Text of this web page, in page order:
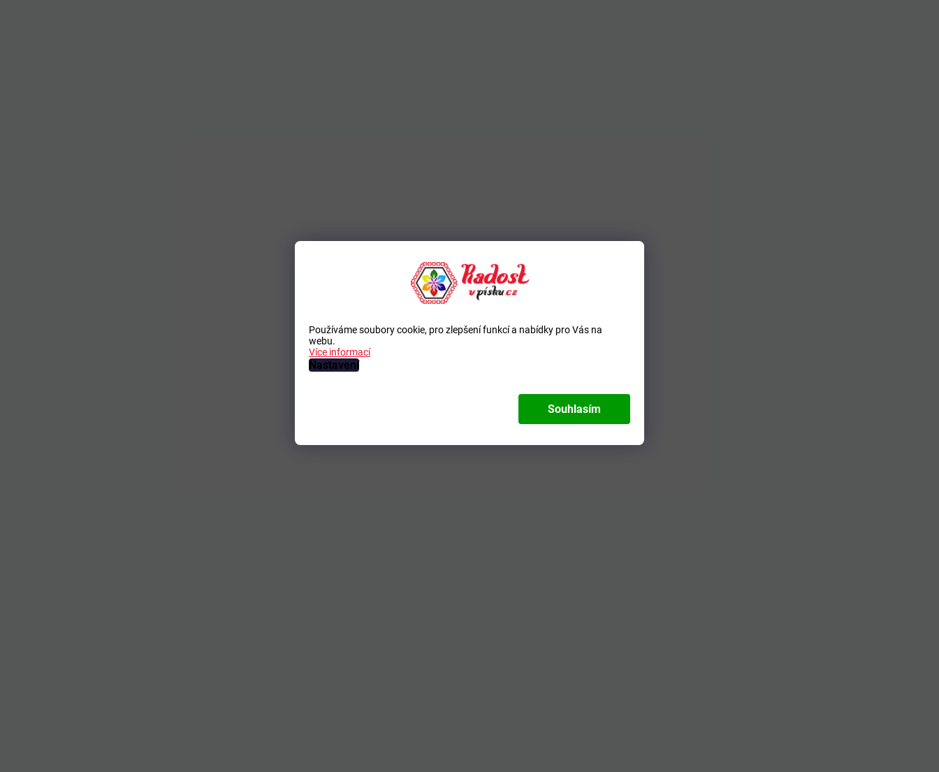
Používáme soubory cookie, pro zlepšení funkcí a nabídky pro Vás na
webu.
Více informací
Nastavení
Souhlasím